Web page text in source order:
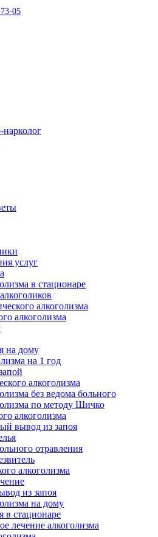
05
нарколог
услуг
в стационаре
алкоголизма
алкоголизма
на дому
на 1 год
алкоголизма
без ведома больного
по методу Шичко
алкоголизма
вывод из запоя
отравления
алкоголизма
из запоя
на дому
в стационаре
лечение алкоголизма